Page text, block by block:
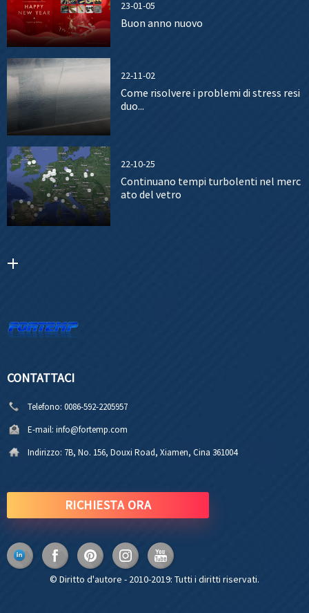
23-01-05
Buon anno nuovo
22-11-02
Come risolvere i problemi di stress resi
duo...
22-10-25
Continuano tempi turbolenti nel merc
ato del vetro
CONTATTACI
Telefono: 0086-592-2205957
E-mail: info@fortemp.com
Indirizzo: 7B, No. 156, Douxi Road, Xiamen, Cina 361004
RICHIESTA ORA
© Diritto d'autore - 2010-2019: Tutti i diritti riservati.